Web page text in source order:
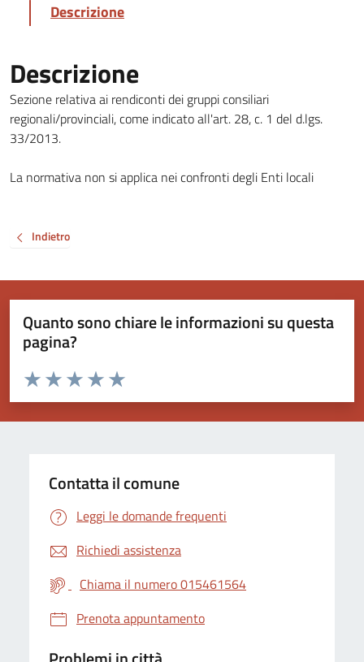
Descrizione
Descrizione
Sezione relativa ai rendiconti dei gruppi consiliari
regionali/provinciali, come indicato all'art. 28, c. 1 del d.lgs.
33/2013.
La normativa non si applica nei confronti degli Enti locali
Indietro
Quanto sono chiare le informazioni su questa
pagina?
Valuta da 1 a 5 stelle la pagina
Valuta 5 stelle su 5
Valuta 4 stelle su 5
Valuta 3 stelle su 5
Valuta 2 stelle su 5
Valuta 1 stelle su 5
Contatta il comune
Leggi le domande frequenti
Richiedi assistenza
Chiama il numero 015461564
Prenota appuntamento